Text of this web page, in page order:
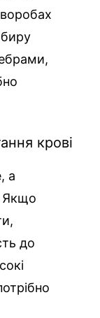
крові
а
Якщо
до